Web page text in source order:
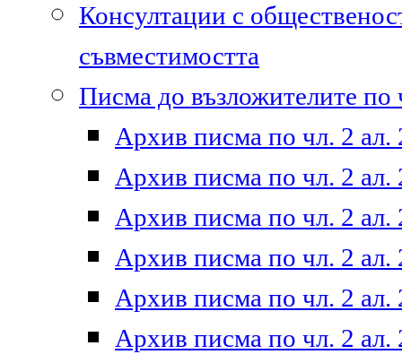
Консултации с
съвместимостта
Писма до възложителите по
Архив писма по чл. 2 ал.
Архив писма по чл. 2 ал.
Архив писма по чл. 2 ал.
Архив писма по чл. 2 ал.
Архив писма по чл. 2 ал.
Архив писма по чл. 2 ал.